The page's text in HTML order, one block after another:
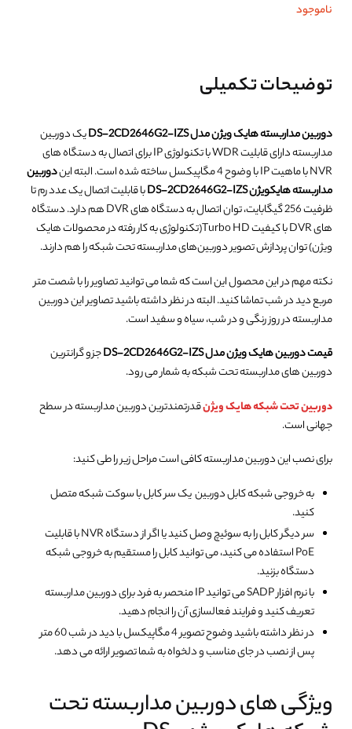
ناموجود
توضیحات تکمیلی
دوربین مداربسته هایک ویژن مدل DS-2CD2646G2-IZS
یک دوربین
مداربسته دارای قابلیت WDR با تکنولوژی IP برای اتصال به دستگاه های
NVR با ماهیت IP با وضوح 4 مگاپیکسل ساخته شده است. البته این
دوربین
مداربسته هایکویژن DS-2CD2646G2-IZS
با قابلیت اتصال یک عدد رم تا
ظرفیت 256 گیگابایت، توان اتصال به دستگاه های DVR هم دارد. دستگاه
های DVR با کیفیت Turbo HD(تکنولوژی به کار رفته در محصولات هایک
ویژن) توان پردازش تصویر دوربین‌های مداربسته تحت شبکه را هم دارند.
نکته مهم در این محصول این است که شما می توانید تصاویر را با شصت متر
مربع دید در شب تماشا کنید. البته در نظر داشته باشید تصاویر این دوربین
مداربسته در روز رنگی و در شب، سیاه و سفید است.
قیمت دوربین هایک ویژن مدل DS-2CD2646G2-IZS
جزو گرانترین
دوربین های مداربسته تحت شبکه به شمار می رود.
دوربین تحت شبکه هایک ویژنقدرتمندترین دوربین مداربسته در سطح
جهانی است.
برای نصب این دوربین مداربسته کافی است مراحل زیر را طی کنید:
به خروجی شبکه کابل دوربین یک سر کابل با سوکت شبکه متصل
کنید.
سر دیگر کابل را به سوئیچ وصل کنید یا اگر از دستگاه NVR با قابلیت
PoE استفاده می کنید، می توانید کابل را مستقیم به خروجی شبکه
دستگاه بزنید.
با نرم افزار SADP می توانید IP منحصر به فرد برای دوربین مداربسته
تعریف کنید و فرایند فعالسازی آن را انجام دهید.
در نظر داشته باشید وضوح تصویر 4 مگاپیکسل با دید در شب 60 متر
پس از نصب در جای مناسب و دلخواه به شما تصویر ارائه می دهد.
ویژگی های دوربین مداربسته تحت